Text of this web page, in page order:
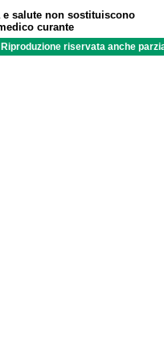
salute non sostituiscono
curante
riservata anche